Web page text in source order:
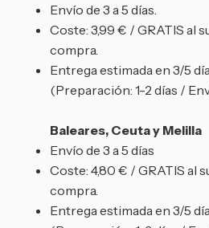
Envío de 3 a 5 días.
Coste: 3,99 € / GRATIS al
compra.
Entrega estimada en 3/5
(Preparación: 1-2 días /
Baleares, Ceuta y Melilla
Envío de 3 a 5 días
Coste: 4,80 € / GRATIS al
compra.
Entrega estimada en 3/5